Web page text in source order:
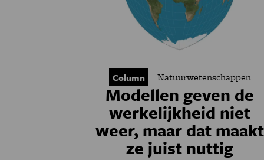
Column Natuurwetenschappen
Modellen geven de
werkelijkheid niet
weer, maar dat maakt
ze juist nuttig